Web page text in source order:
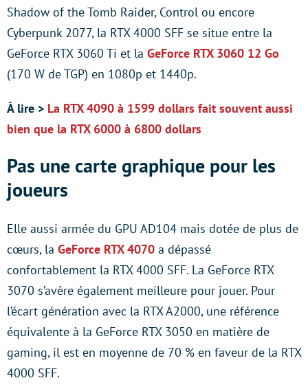
Shadow of the Tomb Raider, Control ou encore
Cyberpunk 2077, la RTX 4000 SFF se situe entre la
GeForce RTX 3060 Ti et la GeForce RTX 3060 12 Go
(170 W de TGP) en 1080p et 1440p.
À lire > La RTX 4090 à 1599 dollars fait souvent aussi
bien que la RTX 6000 à 6800 dollars
Pas une carte graphique pour les
joueurs
Elle aussi armée du GPU AD104 mais dotée de plus de
cœurs, la GeForce RTX 4070 a dépassé
confortablement la RTX 4000 SFF. La GeForce RTX
3070 s’avère également meilleure pour jouer. Pour
l’écart génération avec la RTX A2000, une référence
équivalente à la GeForce RTX 3050 en matière de
gaming, il est en moyenne de 70 % en faveur de la RTX
4000 SFF.